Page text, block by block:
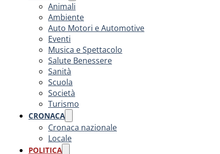
Animali
Ambiente
Auto Motori e Automotive
Eventi
Musica e Spettacolo
Salute Benessere
Sanità
Scuola
Società
Turismo
CRONACA
Cronaca nazionale
Locale
POLITICA